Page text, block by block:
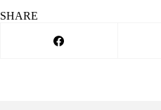
SHARE